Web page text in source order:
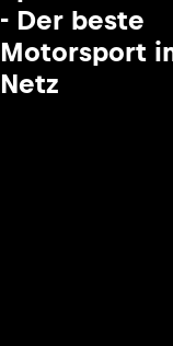
- Der beste
Motorsport
Netz